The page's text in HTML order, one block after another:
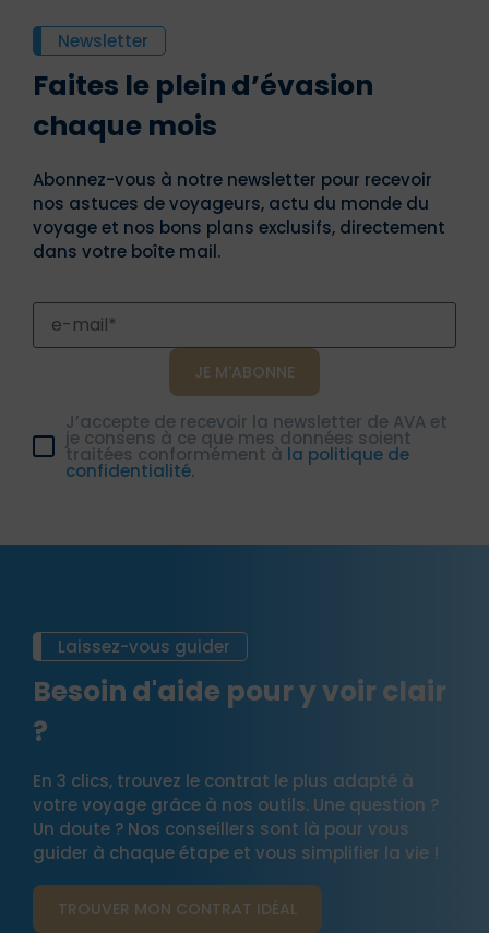
Newsletter
Faites le plein d’évasion
chaque mois
Abonnez-vous à notre newsletter pour recevoir
nos astuces de voyageurs, actu du monde du
voyage et nos bons plans exclusifs, directement
dans votre boîte mail.
J’accepte de recevoir la newsletter de AVA et
je consens à ce que mes données soient
traitées conformément à la politique de
confidentialité.
Laissez-vous guider
Besoin d'aide pour y voir clair
?
En 3 clics, trouvez le contrat le plus adapté à
votre voyage grâce à nos outils. Une question ?
Un doute ? Nos conseillers sont là pour vous
guider à chaque étape et vous simplifier la vie !
TROUVER MON CONTRAT​ IDÉAL